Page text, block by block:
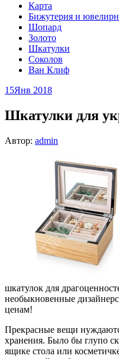
Карта
Бижутерия и
Шопард
Золото
Шкатулки
Соколов
Ван Клиф
15Янв 2018
Шкатулки для
Автор: admin
шкатулок для
необыкновенные
ценам!
Прекрасные вещи
хранения. Было бы глупо
ящике стола или